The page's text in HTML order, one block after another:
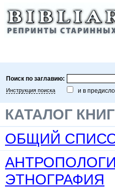
Поиск по заглавию:
Инструкция поиска и в
КАТАЛОГ КНИГ
ОБЩИЙ
ЭТНОГРАФИЯ